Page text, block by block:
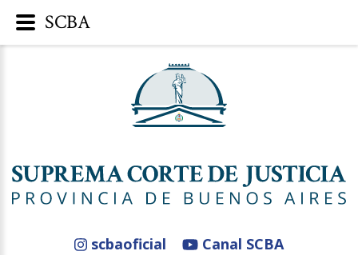
scbaoficial
Canal SCBA
SCBA